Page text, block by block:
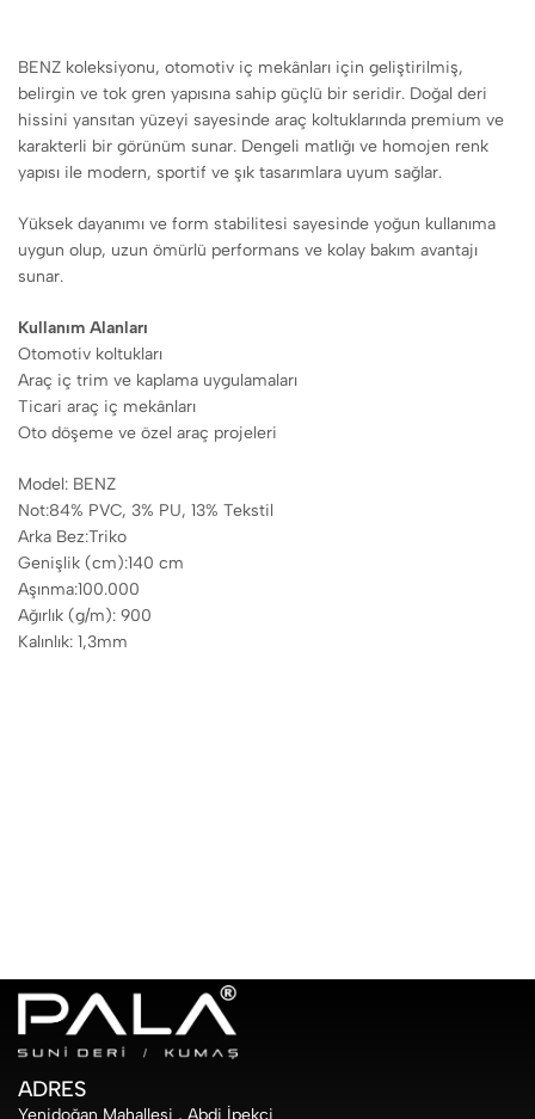
BENZ koleksiyonu, otomotiv iç mekânları için geliştirilmiş,
belirgin ve tok gren yapısına sahip güçlü bir seridir. Doğal deri
hissini yansıtan yüzeyi sayesinde araç koltuklarında premium ve
karakterli bir görünüm sunar. Dengeli matlığı ve homojen renk
yapısı ile modern, sportif ve şık tasarımlara uyum sağlar.
Yüksek dayanımı ve form stabilitesi sayesinde yoğun kullanıma
uygun olup, uzun ömürlü performans ve kolay bakım avantajı
sunar.
Kullanım Alanları
Otomotiv koltukları
Araç iç trim ve kaplama uygulamaları
Ticari araç iç mekânları
Oto döşeme ve özel araç projeleri
Model: BENZ
Not:84% PVC, 3% PU, 13% Tekstil
Arka Bez:Triko
Genişlik (cm):140 cm
Aşınma:100.000
Ağırlık (g/m): 900
Kalınlık: 1,3mm
ADRES
Yenidoğan Mahallesi , Abdi İpekçi